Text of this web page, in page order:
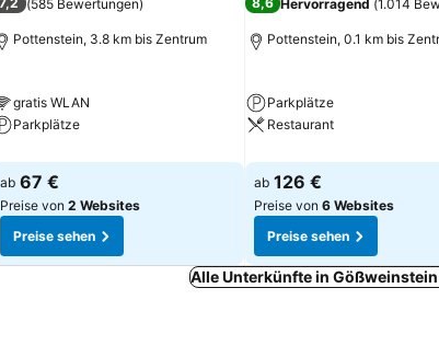
(585 Bewertungen)
Pottenstein, 3.8 km bis Zentrum
gratis WLAN
Parkplätze
ab 67 €
Preise von 2 Websites
Preise sehen
Hervorragend (1.014
Pottenstein, 0.1 km bis
Parkplätze
Restaurant
ab 126 €
Preise von 6 Websites
Preise sehen
Alle Unterkünfte in